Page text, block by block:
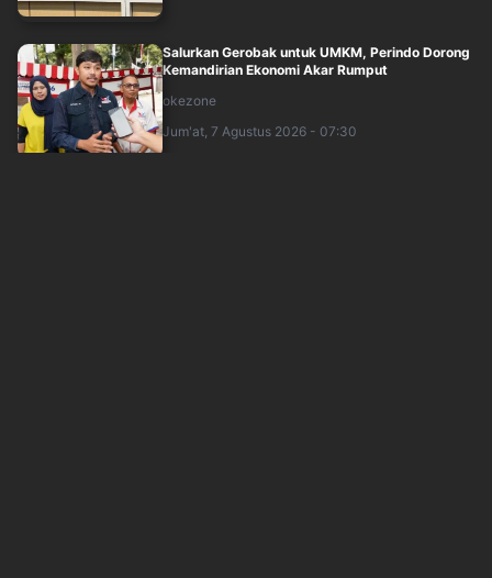
Salurkan Gerobak untuk UMKM, Perindo Dorong
Kemandirian Ekonomi Akar Rumput
okezone
Jum'at, 7 Agustus 2026 - 07:30